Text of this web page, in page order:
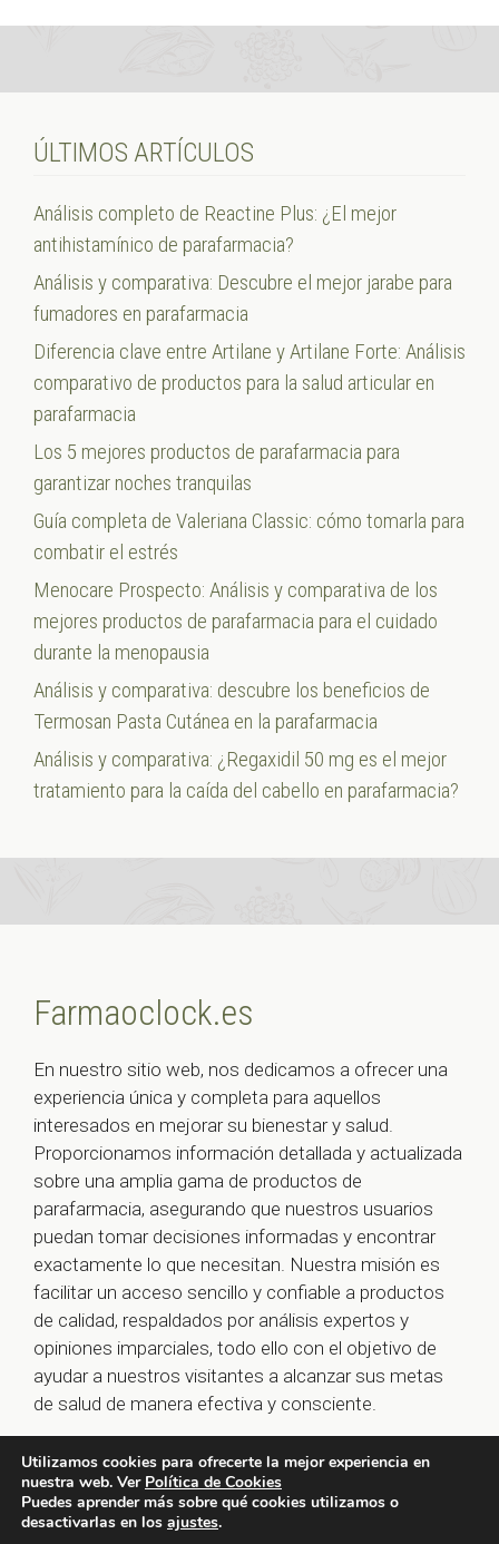
ÚLTIMOS ARTÍCULOS
Análisis completo de Reactine Plus: ¿El mejor
antihistamínico de parafarmacia?
Análisis y comparativa: Descubre el mejor jarabe para
fumadores en parafarmacia
Diferencia clave entre Artilane y Artilane Forte: Análisis
comparativo de productos para la salud articular en
parafarmacia
Los 5 mejores productos de parafarmacia para
garantizar noches tranquilas
Guía completa de Valeriana Classic: cómo tomarla para
combatir el estrés
Menocare Prospecto: Análisis y comparativa de los
mejores productos de parafarmacia para el cuidado
durante la menopausia
Análisis y comparativa: descubre los beneficios de
Termosan Pasta Cutánea en la parafarmacia
Análisis y comparativa: ¿Regaxidil 50 mg es el mejor
tratamiento para la caída del cabello en parafarmacia?
Farmaoclock.es
En nuestro sitio web, nos dedicamos a ofrecer una
experiencia única y completa para aquellos
interesados en mejorar su bienestar y salud.
Proporcionamos información detallada y actualizada
sobre una amplia gama de productos de
parafarmacia, asegurando que nuestros usuarios
puedan tomar decisiones informadas y encontrar
exactamente lo que necesitan. Nuestra misión es
facilitar un acceso sencillo y confiable a productos
de calidad, respaldados por análisis expertos y
opiniones imparciales, todo ello con el objetivo de
ayudar a nuestros visitantes a alcanzar sus metas
de salud de manera efectiva y consciente.
© 2026 farmaoclock.es -Política de Privacidad y Aviso
Legal-Política de Cookies
Utilizamos cookies para ofrecerte la mejor experiencia en
nuestra web. Ver Política de Cookies
Puedes aprender más sobre qué cookies utilizamos o
desactivarlas en los ajustes.